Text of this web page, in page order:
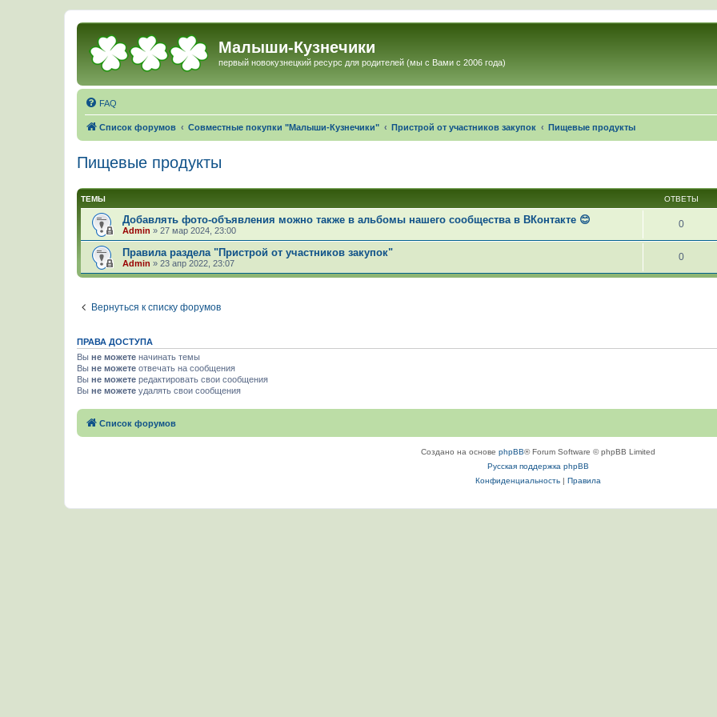
Малыши-Кузнечики
первый новокузнецкий ресурс для родителей (мы с Вами с 2006 года)
FAQ
Список форумов Совместные покупки "Малыши-Кузнечики" Пристрой от участников закупок Пищевые продукты
Пищевые продукты
ТЕМЫ ОТВЕТЫ
Добавлять фото-объявления можно также в альбомы нашего сообщества в ВКонтакте 😊
Admin » 27 мар 2024, 23:00
0
Правила раздела "Пристрой от участников закупок"
Admin » 23 апр 2022, 23:07
0
Вернуться к списку форумов
ПРАВА ДОСТУПА
Вы не можете начинать темы
Вы не можете отвечать на сообщения
Вы не можете редактировать свои сообщения
Вы не можете удалять свои сообщения
Список форумов
Создано на основе phpBB® Forum Software © phpBB Limited
Русская поддержка phpBB
Конфиденциальность| Правила